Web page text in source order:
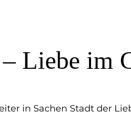
Liebe im
in Sachen Stadt der